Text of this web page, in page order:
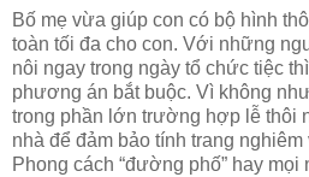
Bố mẹ vừa giúp con có bộ hình
toàn tối đa cho con. Với những
nôi ngay trong ngày tổ chức tiệc
phương án bắt buộc. Vì không
trong phần lớn trường hợp lễ thôi
nhà để đảm bảo tính trang
Phong cách “đường phố” hay